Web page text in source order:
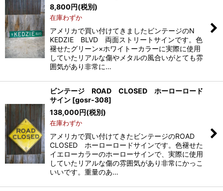
8,800円(税別)
在庫わずか
アメリカで買い付けてきましたビンテージのN
KEDZIE BLVD 両面ストリートサインです。色
褪せたグリーン×ホワイトーカラーに実際に使用
していたリアルな傷やメタルの風合いがとても雰
囲気があり非常に…
ビンテージ ROAD CLOSED ホーローロード
サイン [gosr-308]
138,000円(税別)
在庫わずか
アメリカで買い付けてきたビンテージのROAD
CLOSED ホーローロードサインです。色褪せた
イエローカラーのホーローサインで、実際に使用
していたリアルな傷の雰囲気があり非常にかっこ
いいです。重量のあ…